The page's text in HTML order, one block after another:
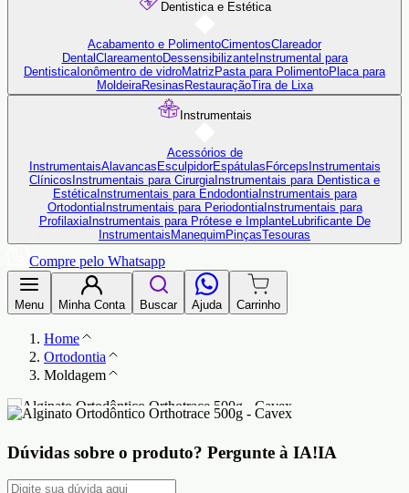
Dentistica e Estética
Acabamento e PolimentoCimentosClareador
Dental ClareamentoDessensibilizanteInstrumental para
Dentistica Ionômentro de vidroMatriz Pasta para PolimentoPlaca para
MoldeiraResinas RestauraçãoTira de Lixa
Instrumentais
Acessórios de
InstrumentaisAlavancas EsculpidorEspátulas Fórceps Instrumentais
Clínicos Instrumentais para Cirurgia Instrumentais para Dentistica e
EstéticaInstrumentais para EndodontiaInstrumentais para
OrtodontiaInstrumentais para PeriodontiaInstrumentais para
ProfilaxiaInstrumentais para Prótese e ImplanteLubrificante De
Instrumentais Manequim PinçasTesouras
Compre pelo Whatsapp
Menu Minha Conta Buscar Ajuda Carrinho
Home
Ortodontia
Moldagem
Dúvidas sobre o produto? Pergunte à IA!IA